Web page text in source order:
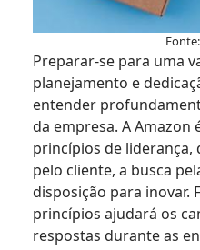
Preparar-se para uma
planejamento e
entender
da empresa. A Amazon
princípios de liderança,
pelo cliente, a busca
disposição para inovar.
princípios ajudará os
respostas durante as